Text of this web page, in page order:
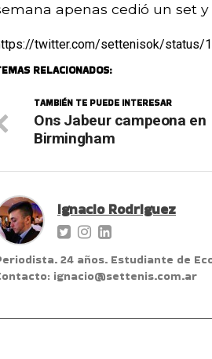
apenas cedió un set
twitter.com/settenisok/status/
RELACIONADOS:
TAMBIÉN TE PUEDE INTERESAR
Ons Jabeur campeona en
Birmingham
Ignacio Rodriguez
24 años. Estudiante de
ignacio@settenis.com.ar